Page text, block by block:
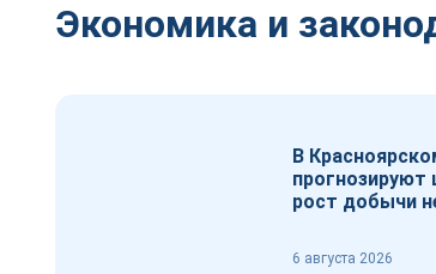
Экономика и
В
рост добычи
6 августа 2026